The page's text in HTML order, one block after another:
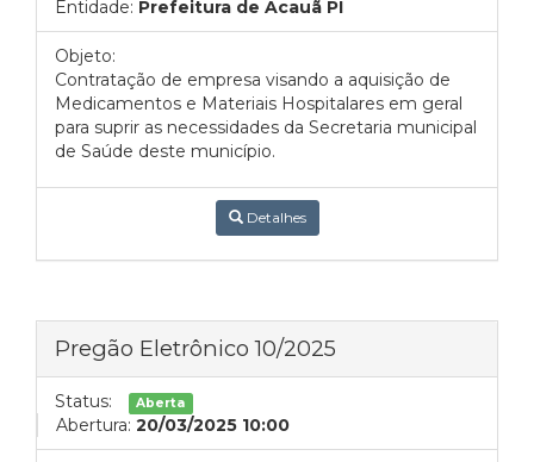
Entidade: Prefeitura de Acauã PI
Objeto:
Contratação de empresa visando a aquisição de
Medicamentos e Materiais Hospitalares em geral
para suprir as necessidades da Secretaria municipal
de Saúde deste município.
Detalhes
Pregão Eletrônico 10/2025
Status: Aberta
Abertura: 20/03/2025 10:00